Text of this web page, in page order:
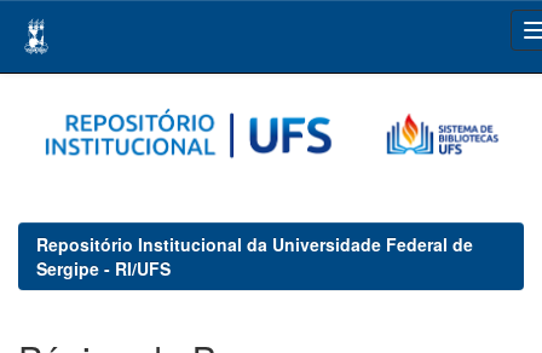
navigation
Repositório Institucional da Universidade Federal de
Sergipe - RI/UFS